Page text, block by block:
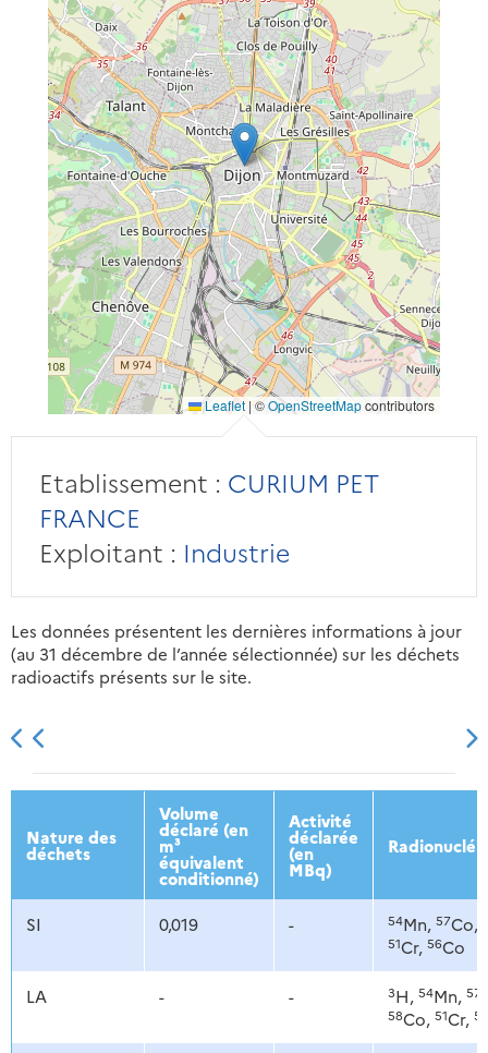
Leaflet|©OpenStreetMapcontributors
Etablissement : CURIUM PET
FRANCE
Exploitant : Industrie
Les données présentent les dernières informations à jour
(au 31 décembre de l’année sélectionnée) sur les déchets
radioactifs présents sur le site.
2013 2014 2015 2016
Nature des
déchets
Volume
déclaré (en
m³
équivalent
conditionné)
Activité
déclarée
(en
MBq)
SI 0,019 - 54Mn, 57Co,
51Cr, 56Co
LA - - 3H, 54Mn, 57
58Co, 51Cr, 56